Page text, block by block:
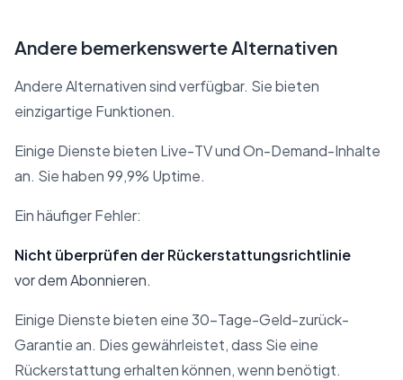
Andere bemerkenswerte Alternativen
Andere Alternativen sind verfügbar. Sie bieten
einzigartige Funktionen.
Einige Dienste bieten Live-TV und On-Demand-Inhalte
an. Sie haben 99,9% Uptime.
Ein häufiger Fehler:
Nicht überprüfen der Rückerstattungsrichtlinie
vor dem Abonnieren.
Einige Dienste bieten eine 30-Tage-Geld-zurück-
Garantie an. Dies gewährleistet, dass Sie eine
Rückerstattung erhalten können, wenn benötigt.